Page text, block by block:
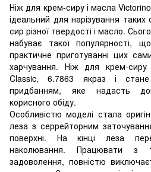
Ніж для крем-сиру і масла
ідеальний для нарізування таких
сир різної твердості і масло.
набуває такої популярності,
практичне приготуванні цих
харчування. Ніж для крем-
Classic, 6.7863 якраз і
придбанням, яке надасть
корисного обіду.
Особливістю моделі стала
леза з серрейторним
поверхні. На кінці леза
наколювання. Працювати
задоволення, повністю